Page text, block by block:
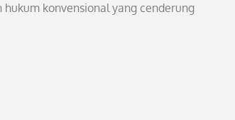
konvensional yang cenderung